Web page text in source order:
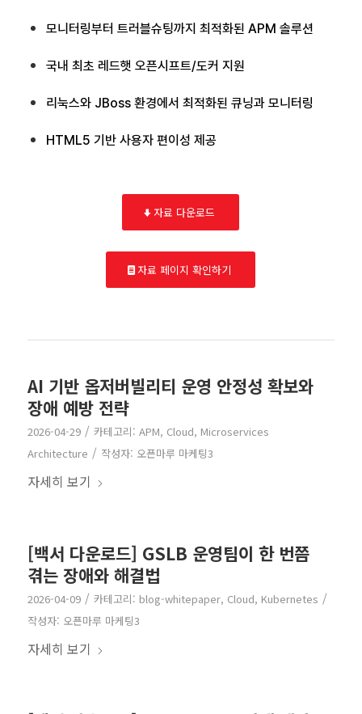
모니터링부터 트러블슈팅까지 최적화된 APM 솔루션
국내 최초 레드햇 오픈시프트/도커 지원
리눅스와 JBoss 환경에서 최적화된 큐닝과 모니터링
HTML5 기반 사용자 편이성 제공
자료 다운로드
자료 페이지 확인하기
AI 기반 옵저버빌리티 운영 안정성 확보와
장애 예방 전략
2026-04-29 / 카테고리: APM, Cloud, Microservices
Architecture / 작성자: 오픈마루 마케팅3
자세히 보기
[백서 다운로드] GSLB 운영팀이 한 번쯤
겪는 장애와 해결법
2026-04-09 / 카테고리: blog-whitepaper, Cloud, Kubernetes /
작성자: 오픈마루 마케팅3
자세히 보기